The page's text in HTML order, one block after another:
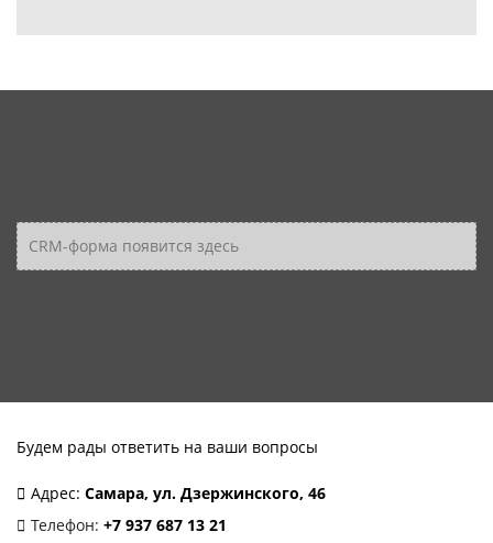
CRM-форма появится здесь
Будем рады ответить на ваши вопросы
Адрес: Самара, ул. Дзержинского, 46
Телефон: +7 937 687 13 21